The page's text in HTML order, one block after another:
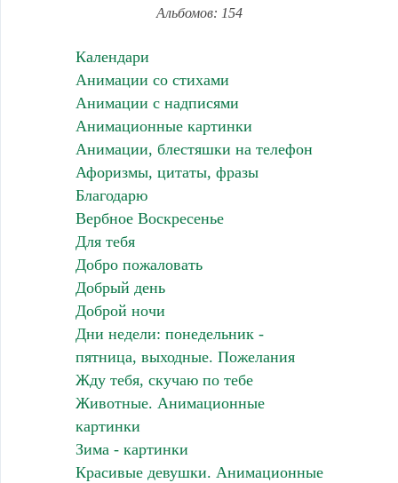
Альбомов: 154
Календари
Анимации со стихами
Анимации с надписями
Анимационные картинки
Анимации, блестяшки на телефон
Афоризмы, цитаты, фразы
Благодарю
Вербное Воскресенье
Для тебя
Добро пожаловать
Добрый день
Доброй ночи
Дни недели: понедельник -
пятница, выходные. Пожелания
Жду тебя, скучаю по тебе
Животные. Анимационные
картинки
Зима - картинки
Красивые девушки. Анимационные